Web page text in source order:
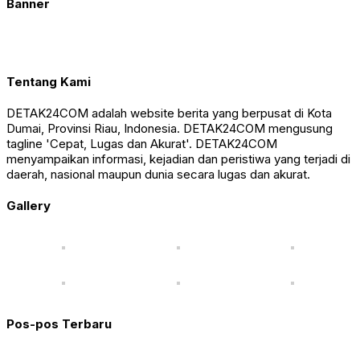
Banner
Tentang Kami
DETAK24COM adalah website berita yang berpusat di Kota
Dumai, Provinsi Riau, Indonesia. DETAK24COM mengusung
tagline 'Cepat, Lugas dan Akurat'. DETAK24COM
menyampaikan informasi, kejadian dan peristiwa yang terjadi di
daerah, nasional maupun dunia secara lugas dan akurat.
Gallery
Pos-pos Terbaru